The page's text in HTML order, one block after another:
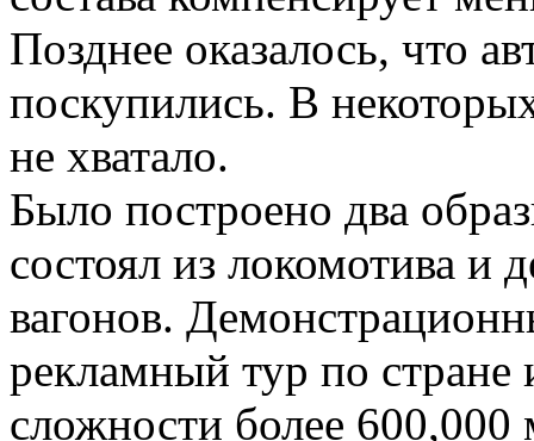
Позднее оказалось, что
поскупились. В
не хватало.
Было построено два
состоял из локомотива и
вагонов.
рекламный тур по
сложности более